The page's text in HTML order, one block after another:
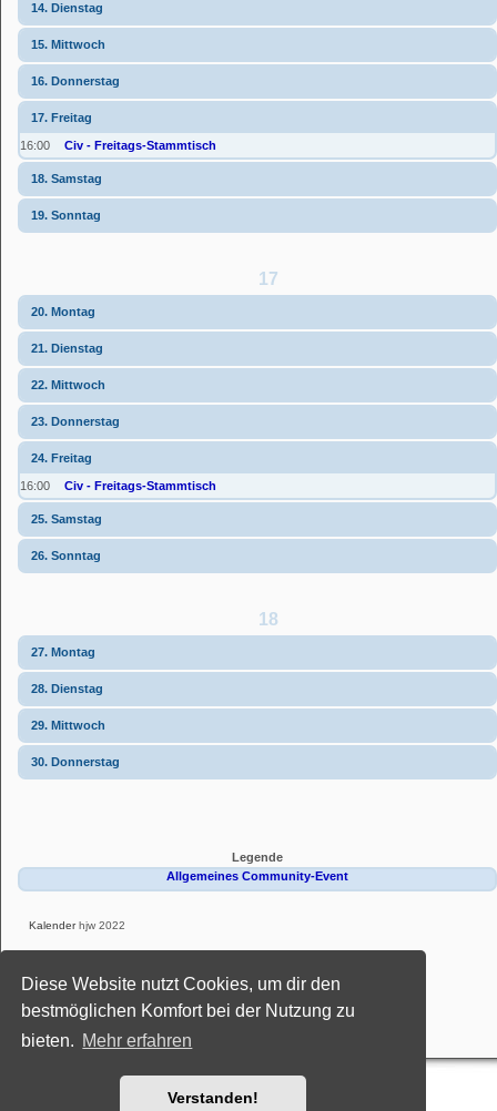
Diese Website nutzt Cookies, um dir den
bestmöglichen Komfort bei der Nutzung zu
bieten. Mehr erfahren
Verstanden!
14. Dienstag
15. Mittwoch
16. Donnerstag
17. Freitag
16:00 Civ - Freitags-Stammtisch
18. Samstag
19. Sonntag
17
20. Montag
21. Dienstag
22. Mittwoch
23. Donnerstag
24. Freitag
16:00 Civ - Freitags-Stammtisch
25. Samstag
26. Sonntag
18
27. Montag
28. Dienstag
29. Mittwoch
30. Donnerstag
Legende
Allgemeines Community-Event
Kalenderhjw 2022
Deutsche Übersetzung durch phpBB.de
Style: Black-Silver-Split by Joyce&Luna
phpBB-Style-Design
Datenschutz |Nutzungsbedingungen